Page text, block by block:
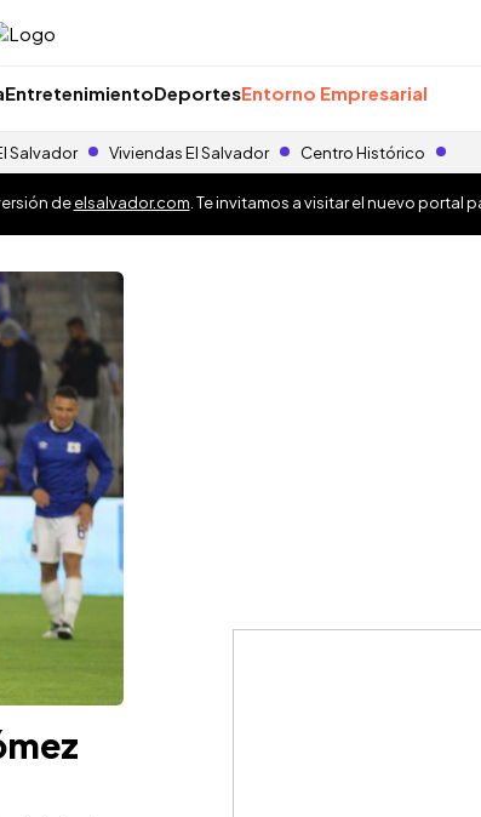
EntretenimientoDeportesEntorno Empresarial
Salvador Viviendas El Salvador Centro Histórico
deelsalvador.com . Te invitamos a visitar el nuevo